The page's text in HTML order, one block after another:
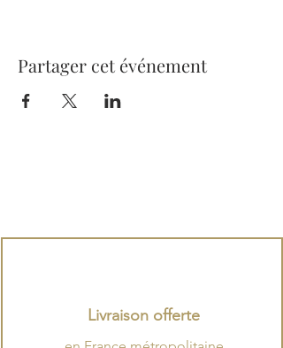
Partager cet événement
Livraison offerte